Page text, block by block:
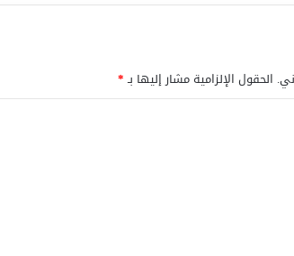
الحقول الإلزامية مشار إليها بـ*